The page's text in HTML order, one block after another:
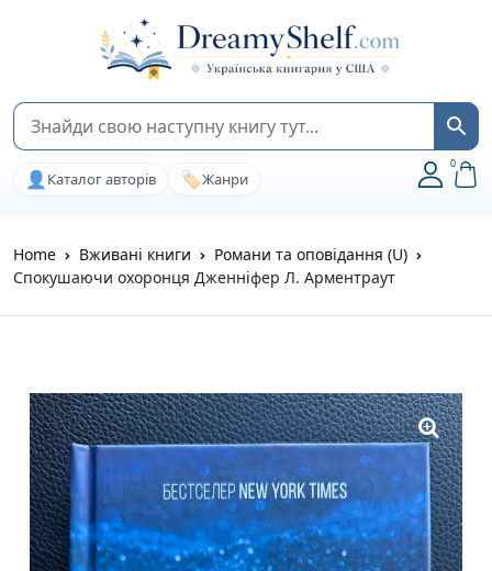
👤 Каталог авторів 🏷️Жанри
0
Home Вживані книги
Романи та оповідання (U)
Спокушаючи охоронця Дженніфер Л. Арментраут